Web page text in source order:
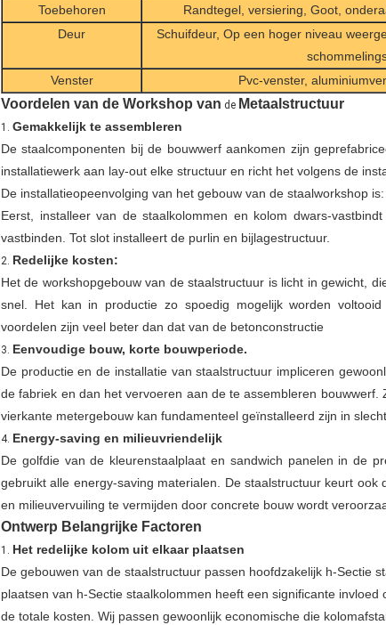
Toebehoren
Randtegel, versiering, Goot,
Deur
Schuifdeur, Op een hoger niveau
Venster
Pvc-venster,
Voordelen van de Workshop van de Metaalstructuur
1. Gemakkelijk te assembleren
De staalcomponenten bij de bouwwerf aankomen zijn
installatiewerk aan lay-out elke structuur en richt het volgens de
De installatieopeenvolging van het gebouw van de staalworkshop is:
Eerst, installeer van de staalkolommen en kolom dwars-
vastbinden. Tot slot installeert de purlin en bijlagestructuur.
2. Redelijke kosten:
Het de workshopgebouw van de staalstructuur is licht in gewicht,
snel. Het kan in productie zo spoedig mogelijk worden
voordelen zijn veel beter dan dat van de betonconstructie
3. Eenvoudige bouw, korte bouwperiode.
De productie en de installatie van staalstructuur impliceren
de fabriek en dan het vervoeren aan de te assembleren
vierkante metergebouw kan fundamenteel geïnstalleerd zijn in
4. Energy-saving en milieuvriendelijk
De golfdie van de kleurenstaalplaat en sandwich panelen in de
gebruikt alle energy-saving materialen. De staalstructuur keurt
en milieuvervuiling te vermijden door concrete bouw wordt
Ontwerp Belangrijke Factoren
1. Het redelijke kolom uit elkaar plaatsen
De gebouwen van de staalstructuur passen hoofdzakelijk h-Sectie
plaatsen van h-Sectie staalkolommen heeft een significante
de totale kosten. Wij passen gewoonlijk economische die